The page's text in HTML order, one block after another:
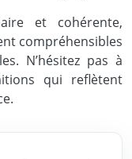
et cohérente,
compréhensibles
N’hésitez pas à
qui reflètent